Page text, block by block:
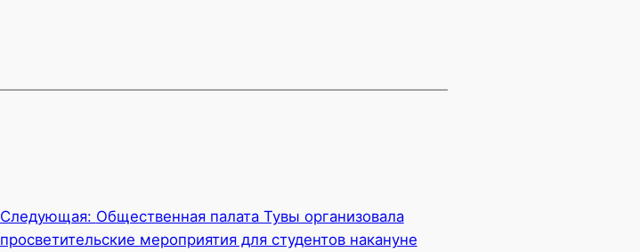
Следующая: Общественная палата Тувы организовала
просветительские мероприятия для студентов накануне